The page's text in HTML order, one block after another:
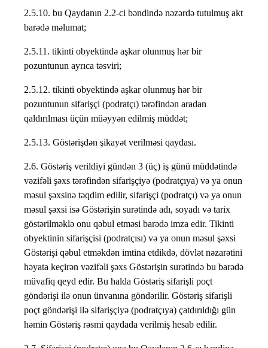
2.5.10. bu Qaydanın 2.2-ci bəndində nəzərdə tutulmuş akt
barədə məlumat;
2.5.11. tikinti obyektində aşkar olunmuş hər bir
pozuntunun ayrıca təsviri;
2.5.12. tikinti obyektində aşkar olunmuş hər bir
pozuntunun sifarişçi (podratçı) tərəfindən aradan
qaldırılması üçün müəyyən edilmiş müddət;
2.5.13. Göstərişdən şikayət verilməsi qaydası.
2.6. Göstəriş verildiyi gündən 3 (üç) iş günü müddətində
vəzifəli şəxs tərəfindən sifarişçiyə (podratçıya) və ya onun
məsul şəxsinə təqdim edilir, sifarişçi (podratçı) və ya onun
məsul şəxsi isə Göstərişin surətində adı, soyadı və tarix
göstərilməklə onu qəbul etməsi barədə imza edir. Tikinti
obyektinin sifarişçisi (podratçısı) və ya onun məsul şəxsi
Göstərişi qəbul etməkdən imtina etdikdə, dövlət nəzarətini
həyata keçirən vəzifəli şəxs Göstərişin surətində bu barədə
müvafiq qeyd edir. Bu halda Göstəriş sifarişli poçt
göndərişi ilə onun ünvanına göndərilir. Göstəriş sifarişli
poçt göndərişi ilə sifarişçiyə (podratçıya) çatdırıldığı gün
həmin Göstəriş rəsmi qaydada verilmiş hesab edilir.